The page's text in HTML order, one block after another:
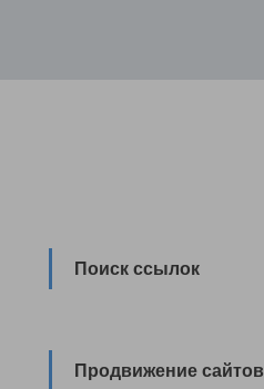
Поиск ссылок
Продвижение сайтов